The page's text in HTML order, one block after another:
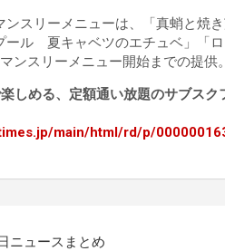
ンスリーメニューは、「真蛸と焼
ール 夏キャベツのエチュベ」「
ンスリーメニュー開始までの提供。
しめる、定額通い放題のサブス
main/html/rd/p/
ニュースまとめ